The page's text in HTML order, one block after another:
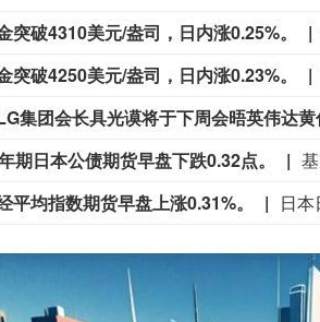
突破4310美元/盎司，日内涨0.25%。
突破4250美元/盎司，日内涨0.23%。
集团会长具光谟将于下周会晤英伟达
期日本公债期货早盘下跌0.32点。
平均指数期货早盘上涨0.31%。 日本